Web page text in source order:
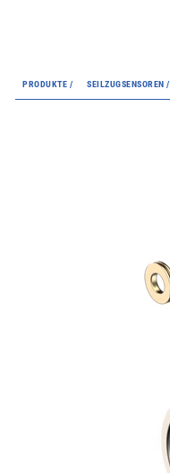
PRODUKTE / SEILZUGSENSOREN /